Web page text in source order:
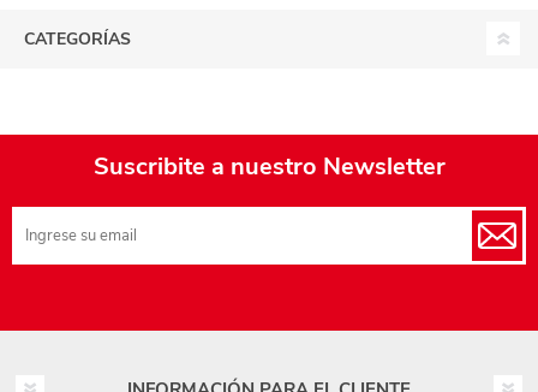
CATEGORÍAS
Suscribite a nuestro Newsletter